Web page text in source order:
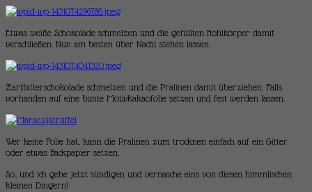
Etwas weiße Schokolade schmelzen und die gefüllten Hohlkörper damit
verschließen. Nun am besten über Nacht stehen lassen.
Zartbitterschokolade schmelzen und die Pralinen damit überziehen. Falls
vorhanden auf eine bunte Motivkakaofolie setzen und fest werden lassen.
Wer keine Folie hat, kann die Pralinen zum trocknen einfach auf ein Gitter
oder etwas Backpapier setzen.
So, und ich gehe jetzt sündigen und vernasche eins von diesen himmlischen
kleinen Dingern!